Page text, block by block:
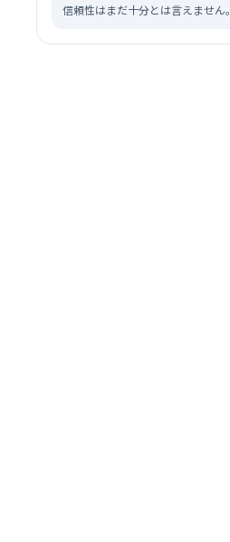
信頼性はまだ十分とは言えません。